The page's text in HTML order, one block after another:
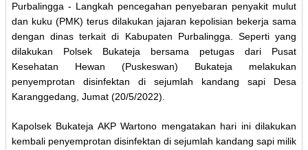
Purbalingga - Langkah pencegahan penyebaran penyakit mulut
dan kuku (PMK) terus dilakukan jajaran kepolisian bekerja sama
dengan dinas terkait di Kabupaten Purbalingga. Seperti yang
dilakukan Polsek Bukateja bersama petugas dari Pusat
Kesehatan Hewan (Puskeswan) Bukateja melakukan
penyemprotan disinfektan di sejumlah kandang sapi Desa
Karanggedang, Jumat (20/5/2022).
Kapolsek Bukateja AKP Wartono mengatakan hari ini dilakukan
kembali penyemprotan disinfektan di sejumlah kandang sapi milik